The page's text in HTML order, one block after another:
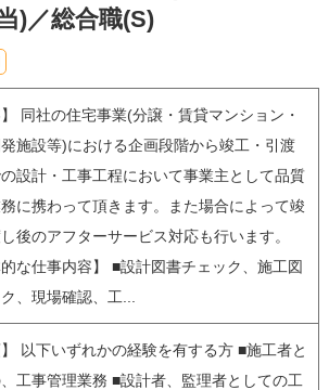
)／総合職(S)
】 同社の住宅事業(分譲・賃貸マンション・
施設等)における企画段階から竣工・引渡
の設計・工事工程において事業主として品質
に携わって頂きます。また場合によって竣
後のアフターサービス対応も行います。
的な仕事内容】 ■設計図書チェック、施工図
、現場確認、工...
】 以下いずれかの経験を有する方 ■施工者と
、工事管理業務 ■設計者、監理者としての工